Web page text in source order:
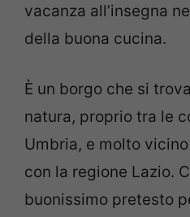
vacanza all’insegna
della buona cucina.
È un borgo che si
natura, proprio tra le
Umbria, e molto
con la regione Lazio.
buonissimo pretesto